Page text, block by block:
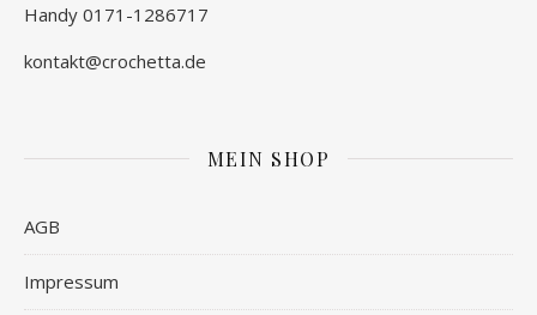
Handy 0171-1286717
kontakt@crochetta.de
MEIN SHOP
AGB
Impressum